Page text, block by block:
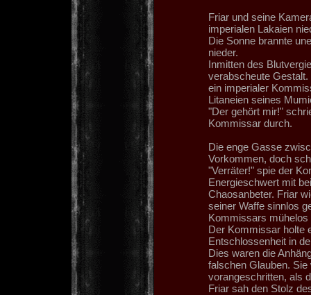
Friar und seine
imperialen Lakaien
Die Sonne brannte
nieder.
Inmitten des
verabscheute
ein imperialer
Litaneien seines
"Der gehört mir!"
Kommissar durch.
Die enge Gasse
Vorkommen, doch
"Verräter!" spie der
Energieschwert mit
Chaosanbeter. Friar
seiner Waffe sinnlos
Kommissars mühelos
Der Kommissar holte
Entschlossenheit in
Dies waren die
falschen Glauben.
vorangeschritten, als
Friar sah den Stolz